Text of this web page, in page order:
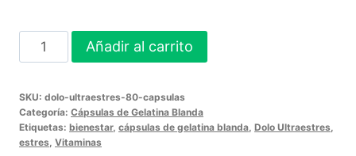
Dolo
ULTRAESTRES
-
80
Cápsulas
Añadir al carrito
SKU: dolo-ultraestres-80-capsulas
Categoría: Cápsulas de Gelatina Blanda
Etiquetas: bienestar, cápsulas de gelatina blanda Dolo Ultraestres
estres Vitaminas